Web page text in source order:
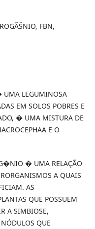
FBN,
UMA LEGUMINOSA
EM SOLOS POBRES E
� UMA MISTURA DE
E O
� UMA RELAÇÃO
A QUAIS
AS
QUE POSSUEM
A SIMBIOSE,
QUE